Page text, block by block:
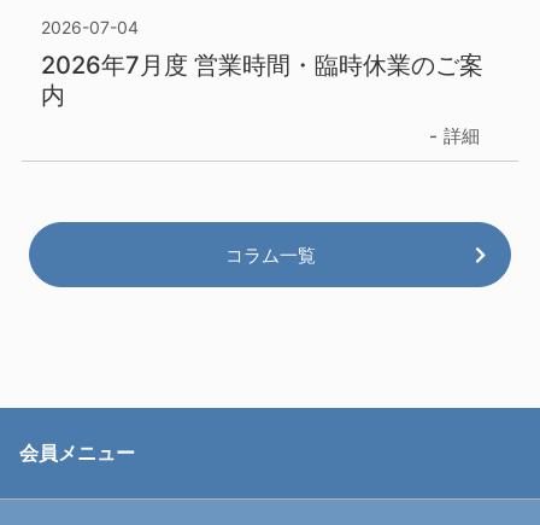
2026-07-04
2026年7月度 営業時間・臨時休業のご案
内
詳細
コラム一覧
会員メニュー